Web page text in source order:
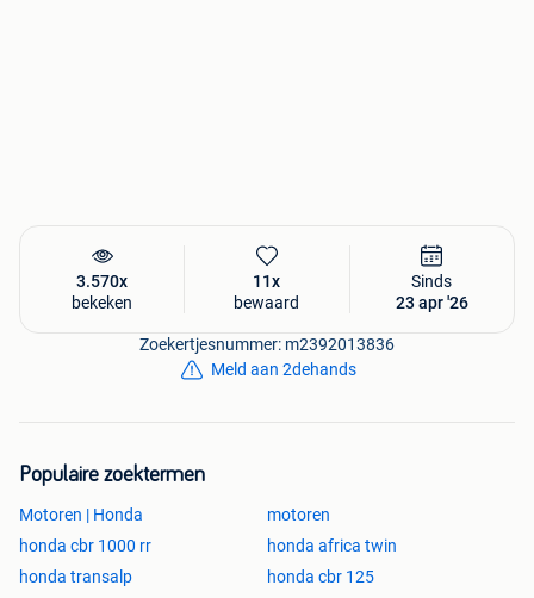
3.570x
bekeken
11x
bewaard
Sinds
23 apr '26
Zoekertjesnummer: m2392013836
Meld aan 2dehands
Populaire zoektermen
Motoren | Honda
motoren
honda cbr 1000 rr
honda africa twin
honda transalp
honda cbr 125